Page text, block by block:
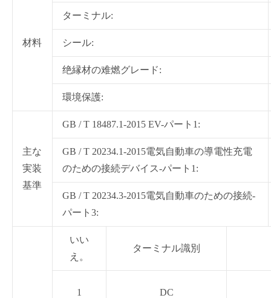
材料
ターミナル:
シール:
绝縁材の难燃グレード:
環境保護:
主な
実装
基準
GB / T 18487.1-2015 EV-パート1:
GB / T 20234.1-2015電気自動車の導電性充電
のための接続デバイス-パート1:
GB / T 20234.3-2015電気自動車のための接続-
パート3:
いい
え。
ターミナル識別
1 DC